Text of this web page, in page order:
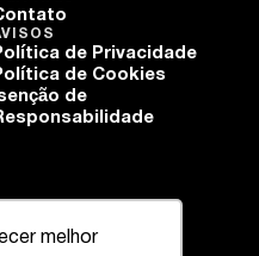
melhor
de Privacidade
de Cookies
de